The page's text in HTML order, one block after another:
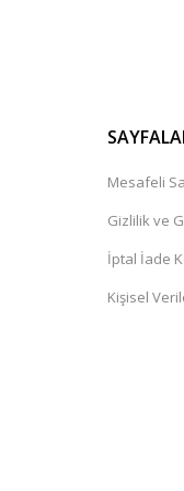
Mesafeli
Gizlilik ve
İptal İade
Kişisel